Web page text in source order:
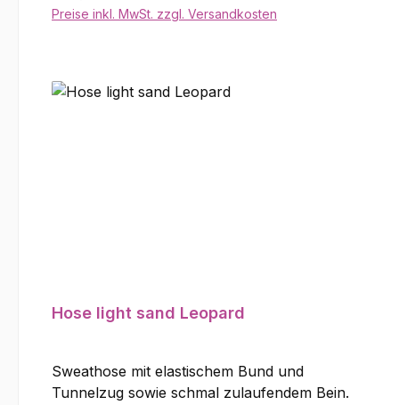
Viskose, 38% Polyamid, 4% Elastan
Preise inkl. MwSt. zzgl. Versandkosten
Hose light sand Leopard
Sweathose mit elastischem Bund und
Tunnelzug sowie schmal zulaufendem Bein.